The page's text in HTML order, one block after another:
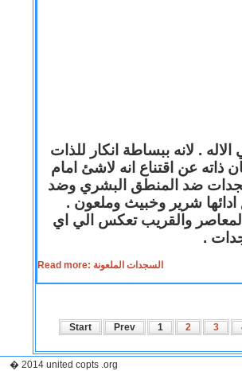
. لانه ببساطة انكار للذات
ذاته عن اقتناع انه لاشئ امام
ضد المنطق البشري وضد
ادائها شرير وخبيث وملعون .
المعاصر والقريب تعكس الي اي
.
Read more: السجدات الملعونة
Start Prev 1 2 3
� 2014 united copts .org